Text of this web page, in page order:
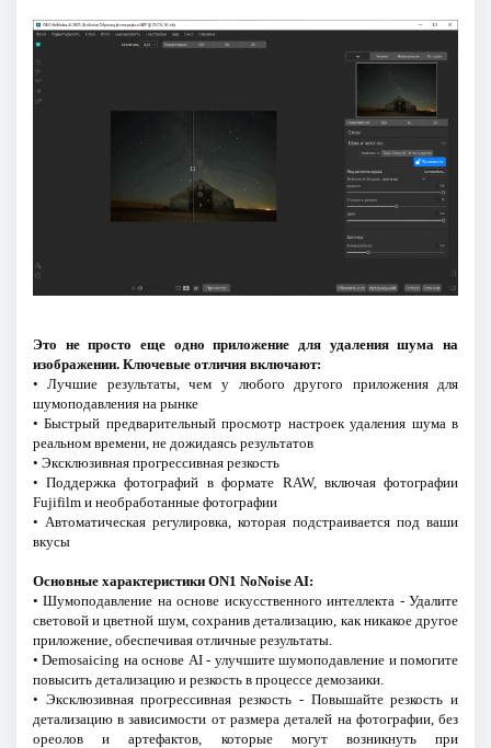
Это не просто еще одно приложение для удаления шума на
изображении. Ключевые отличия включают:
• Лучшие результаты, чем у любого другого приложения для
шумоподавления на рынке
• Быстрый предварительный просмотр настроек удаления шума в
реальном времени, не дожидаясь результатов
• Эксклюзивная прогрессивная резкость
• Поддержка фотографий в формате RAW, включая фотографии
Fujifilm и необработанные фотографии
• Автоматическая регулировка, которая подстраивается под ваши
вкусы
Основные характеристики ON1 NoNoise AI:
• Шумоподавление на основе искусственного интеллекта - Удалите
световой и цветной шум, сохранив детализацию, как никакое другое
приложение, обеспечивая отличные результаты.
• Demosaicing на основе AI - улучшите шумоподавление и помогите
повысить детализацию и резкость в процессе демозаики.
• Эксклюзивная прогрессивная резкость - Повышайте резкость и
детализацию в зависимости от размера деталей на фотографии, без
ореолов и артефактов, которые могут возникнуть при